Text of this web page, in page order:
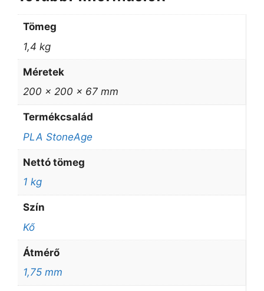
Tömeg
1,4 kg
Méretek
200 × 200 × 67 mm
Termékcsalád
PLA StoneAge
Nettó tömeg
1 kg
Szín
Kő
Átmérő
1,75 mm